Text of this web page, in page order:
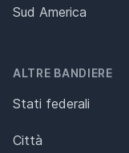
Sud America
ALTRE BANDIERE
Stati federali
Città